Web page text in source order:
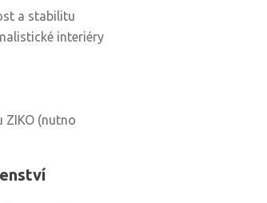
a stabilitu
interiéry
ZIKO (nutno